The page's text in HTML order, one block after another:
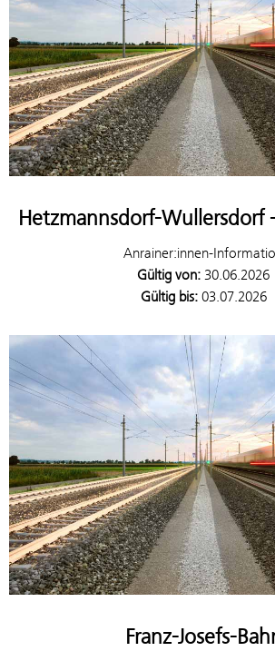
Hetzmannsdorf-Wullersdorf
Anrainer:innen-
Gültig von: 30.06.2026
Gültig bis:03.07.2026
Franz-Josefs-